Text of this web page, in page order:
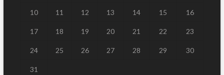
10 11 12 13 14 15 16
17 18 19 20 21 22 23
24 25 26 27 28 29 30
31